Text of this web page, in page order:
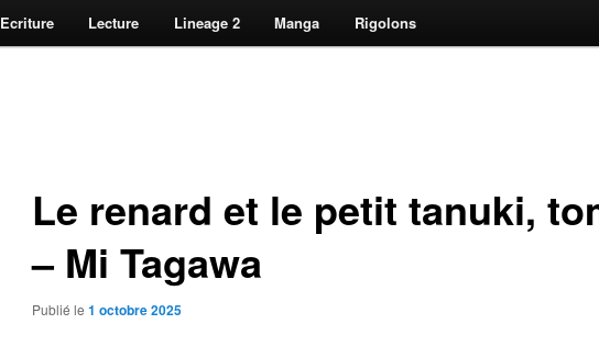
Ecriture Lecture Lineage 2 Manga Rigolons
Le renard et le petit tanuki,
– Mi Tagawa
Publié le 1 octobre 2025